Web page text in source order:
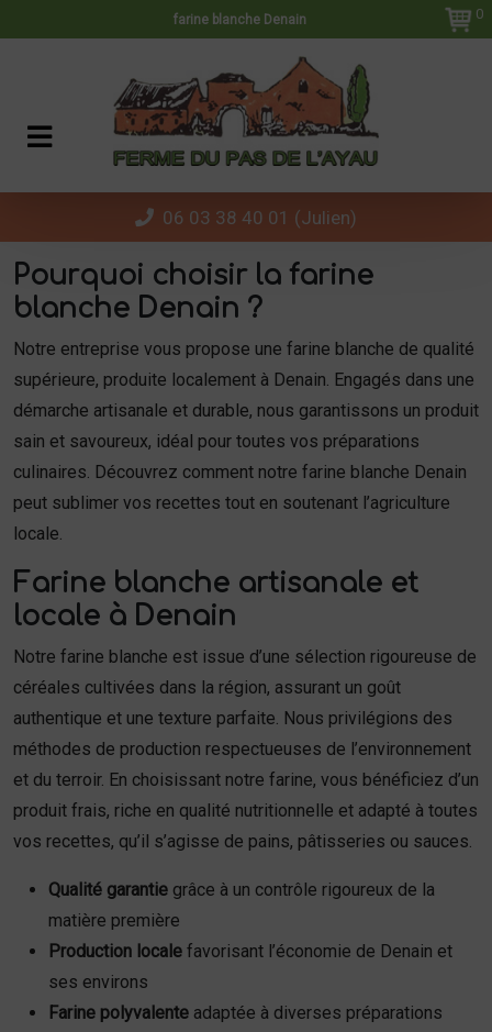
farine blanche Denain 0
06 03 38 40 01 (Julien)
Pourquoi choisir la farine
blanche Denain ?
Notre entreprise vous propose une farine blanche de qualité
supérieure, produite localement à Denain. Engagés dans une
démarche artisanale et durable, nous garantissons un produit
sain et savoureux, idéal pour toutes vos préparations
culinaires. Découvrez comment notre farine blanche Denain
peut sublimer vos recettes tout en soutenant l’agriculture
locale.
Farine blanche artisanale et
locale à Denain
Notre farine blanche est issue d’une sélection rigoureuse de
céréales cultivées dans la région, assurant un goût
authentique et une texture parfaite. Nous privilégions des
méthodes de production respectueuses de l’environnement
et du terroir. En choisissant notre farine, vous bénéficiez d’un
produit frais, riche en qualité nutritionnelle et adapté à toutes
vos recettes, qu’il s’agisse de pains, pâtisseries ou sauces.
Qualité garantie grâce à un contrôle rigoureux de la
matière première
Production locale favorisant l’économie de Denain et
ses environs
Farine polyvalente adaptée à diverses préparations
Panneau de gestion des cookies